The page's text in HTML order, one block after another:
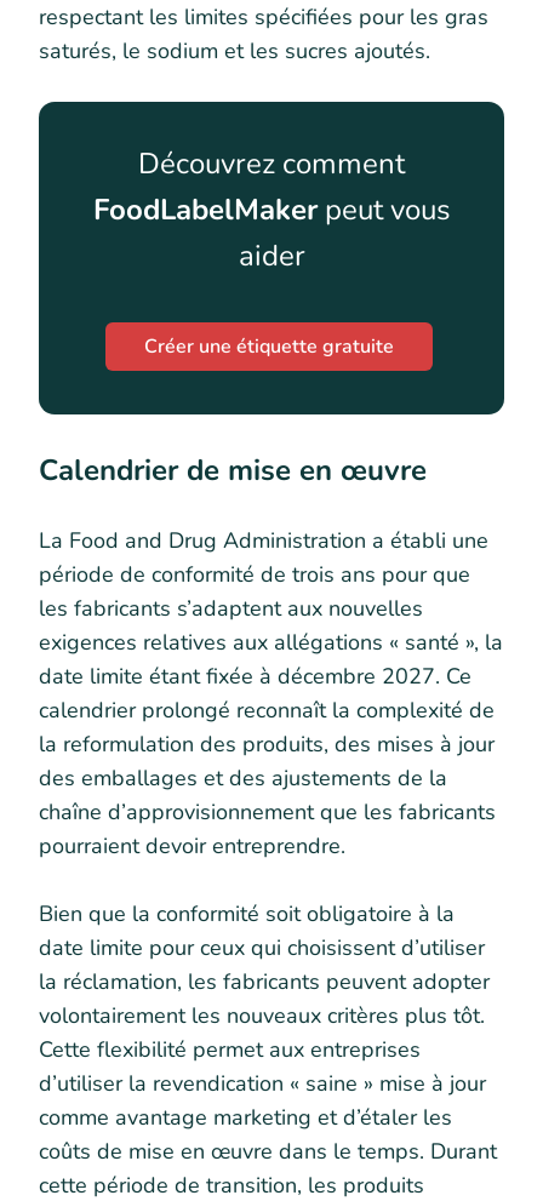
respectant les limites spécifiées pour les gras
saturés, le sodium et les sucres ajoutés.
Découvrez comment
FoodLabelMakerpeut vous
aider
Créer une étiquette gratuite
Calendrier de mise en œuvre
La Food and Drug Administration a établi une
période de conformité de trois ans pour que
les fabricants s’adaptent aux nouvelles
exigences relatives aux allégations « santé », la
date limite étant fixée à décembre 2027. Ce
calendrier prolongé reconnaît la complexité de
la reformulation des produits, des mises à jour
des emballages et des ajustements de la
chaîne d’approvisionnement que les fabricants
pourraient devoir entreprendre.
Bien que la conformité soit obligatoire à la
date limite pour ceux qui choisissent d’utiliser
la réclamation, les fabricants peuvent adopter
volontairement les nouveaux critères plus tôt.
Cette flexibilité permet aux entreprises
d’utiliser la revendication « saine » mise à jour
comme avantage marketing et d’étaler les
coûts de mise en œuvre dans le temps. Durant
cette période de transition, les produits